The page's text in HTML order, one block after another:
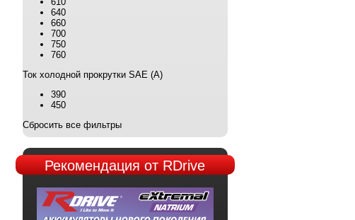
640
660
700
750
760
Ток холодной прокрутки SAE (А)
390
450
Сбросить все фильтры
Рекомендацияот RDrive